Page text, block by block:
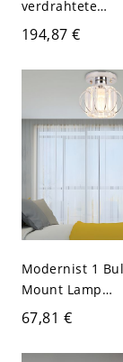
verdrahtete
Deckenleuchte
glasiertem
Schirm - 110V-
194,87 €
Modernist 1
Mount Lamp
Black/Chrome
Ceiling
with Crystal
67,81 €